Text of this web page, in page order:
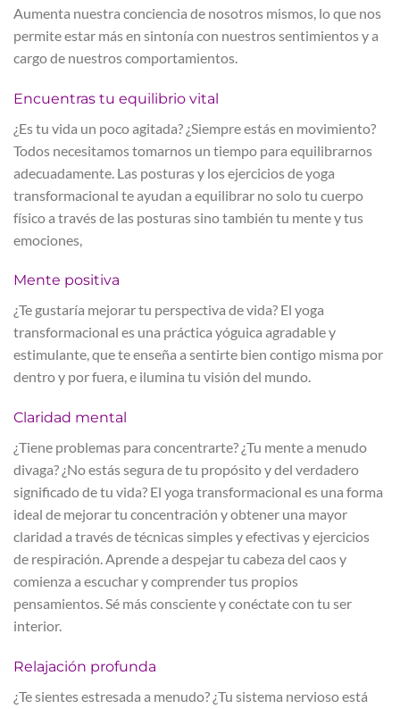
Aumenta nuestra conciencia de nosotros mismos, lo que nos
permite estar más en sintonía con nuestros sentimientos y a
cargo de nuestros comportamientos.
Encuentras tu equilibrio vital
¿Es tu vida un poco agitada? ¿Siempre estás en movimiento?
Todos necesitamos tomarnos un tiempo para equilibrarnos
adecuadamente. Las posturas y los ejercicios de yoga
transformacional te ayudan a equilibrar no solo tu cuerpo
físico a través de las posturas sino también tu mente y tus
emociones,
Mente positiva
¿Te gustaría mejorar tu perspectiva de vida? El yoga
transformacional es una práctica yóguica agradable y
estimulante, que te enseña a sentirte bien contigo misma por
dentro y por fuera, e ilumina tu visión del mundo.
Claridad mental
¿Tiene problemas para concentrarte? ¿Tu mente a menudo
divaga? ¿No estás segura de tu propósito y del verdadero
significado de tu vida? El yoga transformacional es una forma
ideal de mejorar tu concentración y obtener una mayor
claridad a través de técnicas simples y efectivas y ejercicios
de respiración. Aprende a despejar tu cabeza del caos y
comienza a escuchar y comprender tus propios
pensamientos. Sé más consciente y conéctate con tu ser
interior.
Relajación profunda
¿Te sientes estresada a menudo? ¿Tu sistema nervioso está